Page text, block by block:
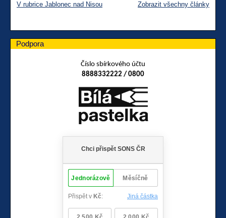
V rubrice Jablonec nad Nisou Zobrazit všechny články
Podpora
Číslo sbírkového účtu
8888332222 / 0800